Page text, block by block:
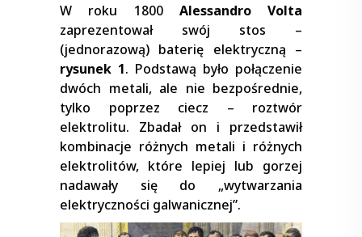
W roku 1800 Alessandro Volta
zaprezentował swój stos –
(jednorazową) baterię elektryczną –
rysunek 1. Podstawą było połączenie
dwóch metali, ale nie bezpośrednie,
tylko poprzez ciecz – roztwór
elektrolitu. Zbadał on i przedstawił
kombinacje różnych metali i różnych
elektrolitów, które lepiej lub gorzej
nadawały się do „wytwarzania
elektryczności galwanicznej”.